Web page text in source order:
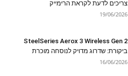
צריכים לדעת לקראת הרימייק
19/06/2026
SteelSeries Aerox 3 Wireless Gen 2
ביקורת: שדרוג מדויק לנוסחה מוכרת
16/06/2026